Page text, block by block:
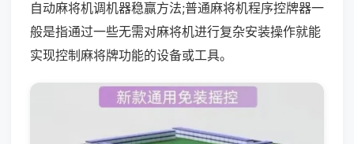
自动麻将机调机器稳赢方法;普通麻将机程序控牌器一
般是指通过一些无需对麻将机进行复杂安装操作就能
实现控制麻将牌功能的设备或工具。